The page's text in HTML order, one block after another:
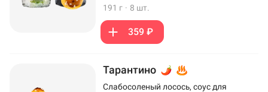
191 г · 8 шт.
359 ₽
Тарантино
Слабосоленый лосось, соус для